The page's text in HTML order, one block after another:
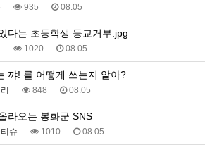
935 08.05
다는 초등학생 등교거부.jpg
1020 08.05
꺄! 를 어떻게 쓰는지 알아?
848 08.05
라오는 봉화군 SNS
슈 1010 08.05